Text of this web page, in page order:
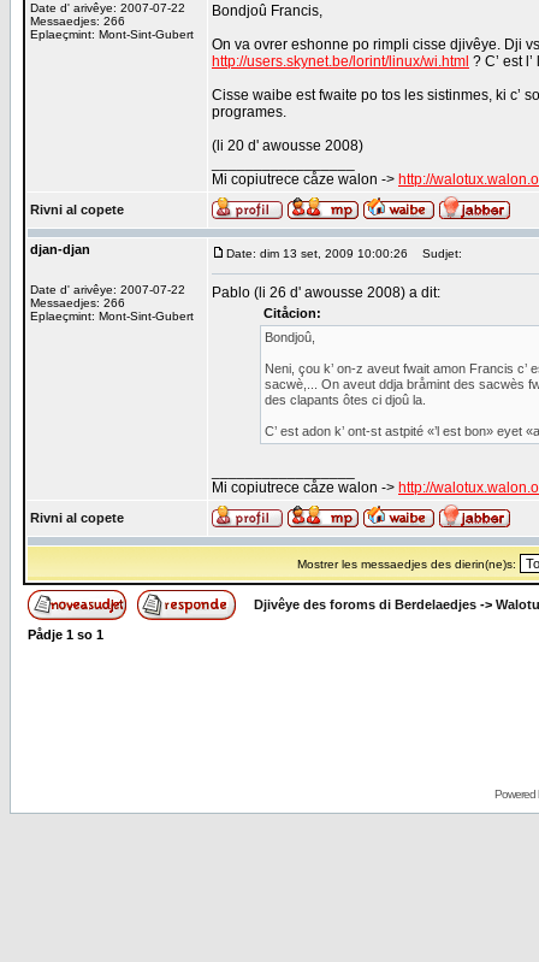
Date d' arivêye: 2007-07-22
Messaedjes: 266
Eplaeçmint: Mont-Sint-Gubert
Bondjoû Francis,
On va ovrer eshonne po rimpli cisse djivêye. Dji
http://users.skynet.be/lorint/linux/wi.html ? C’ est
Cisse waibe est fwaite po tos les sistinmes, ki c’
programes.
(li 20 d' awousse 2008)
Mi copiutrece cåze walon -> http://
Rivni al copete
djan-djan
Date d' arivêye: 2007-07-22
Messaedjes: 266
Eplaeçmint: Mont-Sint-Gubert
Date: dim 13 set, 2009 10:00:26 Sudjet:
Pablo (li 26 d' awousse 2008) a dit:
Citåcion:
Bondjoû,
Neni, çou k’ on-z aveut fwait amon Francis
sacwè,... On aveut ddja bråmint des sacwès
des clapants ôtes ci djoû la.
C’ est adon k’ ont-st astpité «’l est bon»
Mi copiutrece cåze walon -> http://
Rivni al copete
Mostrer les messaedjes des dierin(ne)s:
Djivêye des foroms di Berdelaedjes ->
Pådje 1 so 1
Powered